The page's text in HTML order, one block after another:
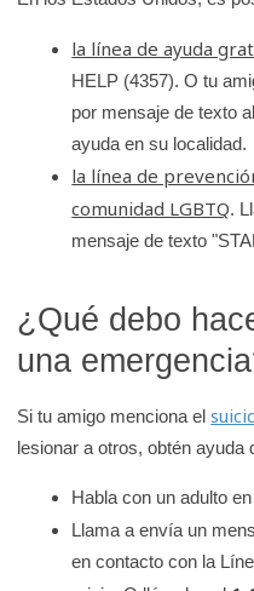
la línea de ayuda
HELP (4357). O tu
por mensaje de texto
ayuda en su localidad.
la línea de
comunidad LGBTQ.
mensaje de texto
¿Qué debo
una
Si tu amigo menciona el
lesionar a otros, obtén ayuda
Habla con un adulto
Llama a envía un
en contacto con la